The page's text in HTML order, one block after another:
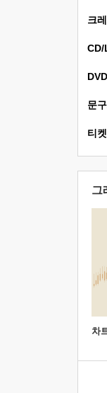
크
CD/
문
티켓
그
차